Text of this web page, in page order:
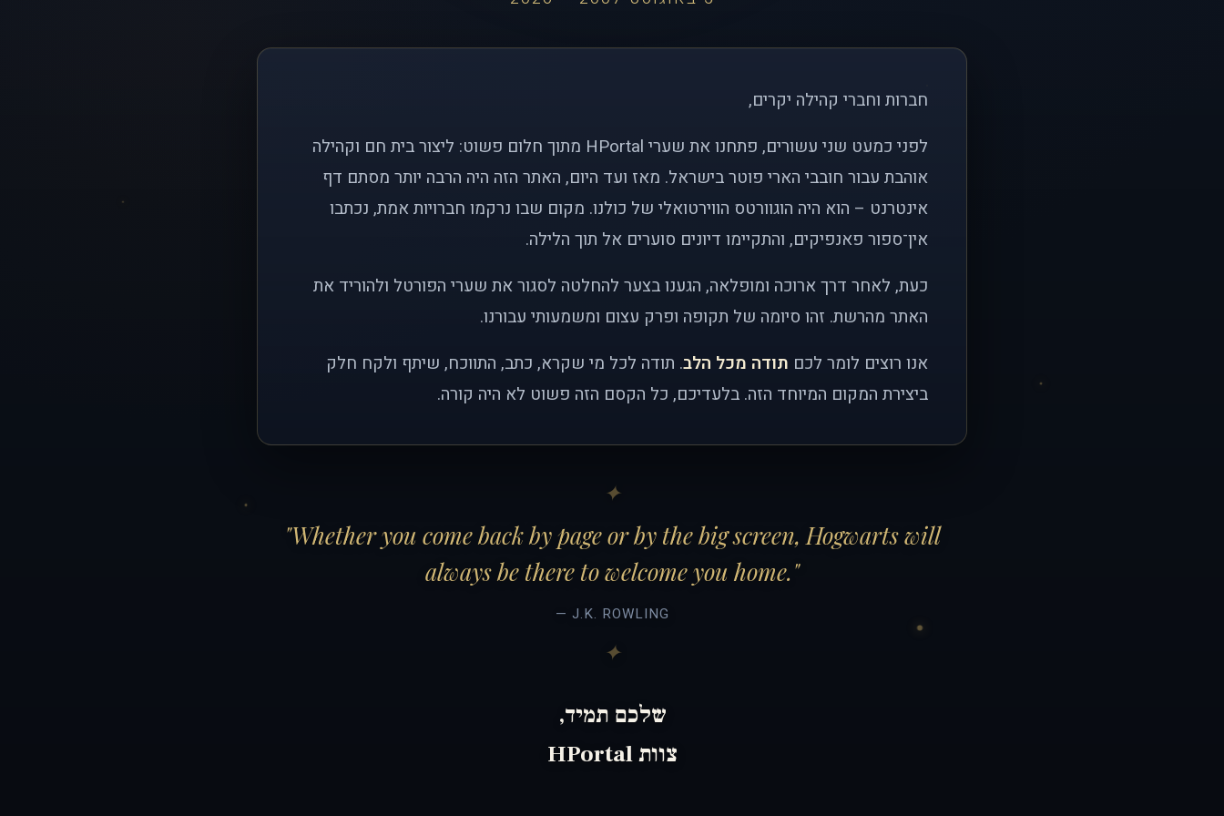
חברות וחברי קהילה יקרים,
לפני כמעט שני עשורים, פתחנו את שערי HPortal מתוך חלום פשוט: ליצור בית חם וקהילה
אוהבת עבור חובבי הארי פוטר בישראל. מאז ועד היום, האתר הזה היה הרבה יותר מסתם דף
אינטרנט – הוא היה הוגוורטס הווירטואלי של כולנו. מקום שבו נרקמו חברויות אמת, נכתבו
אין־ספור פאנפיקים, והתקיימו דיונים סוערים אל תוך הלילה.
כעת, לאחר דרך ארוכה ומופלאה, הגענו בצער להחלטה לסגור את שערי הפורטל ולהוריד את
האתר מהרשת. זהו סיומה של תקופה ופרק עצום ומשמעותי עבורנו.
אנו רוצים לומר לכם תודה מכל הלב. תודה לכל מי שקרא, כתב, התווכח, שיתף ולקח חלק
ביצירת המקום המיוחד הזה. בלעדיכם, כל הקסם הזה פשוט לא היה קורה.
"Whether you come back by page or by the big screen, Hogwarts will
always be there to welcome you home."
— J.K. ROWLING
שלכם תמיד,
צוות HPortal